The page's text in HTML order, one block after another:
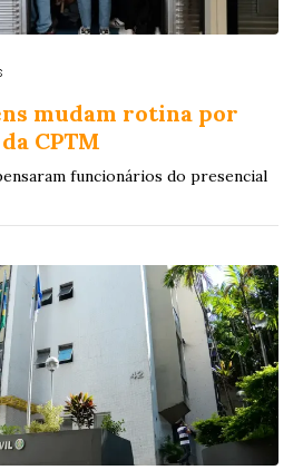
mudam rotina por
CPTM
funcionários do presencial